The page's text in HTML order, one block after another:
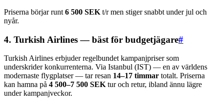
Priserna börjar runt 6 500 SEK t/r men stiger snabbt under jul och
nyår.
4. Turkish Airlines — bäst för budgetjägare#
Turkish Airlines erbjuder regelbundet kampanjpriser som
underskrider konkurrenterna. Via Istanbul (IST) — en av världens
modernaste flygplatser — tar resan 14–17 timmar totalt. Priserna
kan hamna på 4 500–7 500 SEKtur och retur, ibland ännu lägre
under kampanjveckor.